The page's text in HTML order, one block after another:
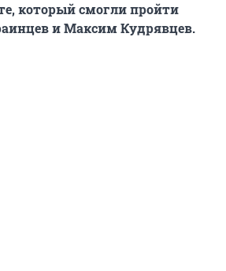
который смогли пройти
и Максим Кудрявцев.